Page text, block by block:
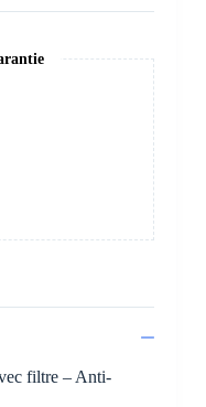
filtre – Anti-